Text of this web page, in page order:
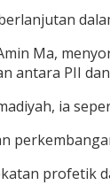
Ma,
antara PII
ia
profetik